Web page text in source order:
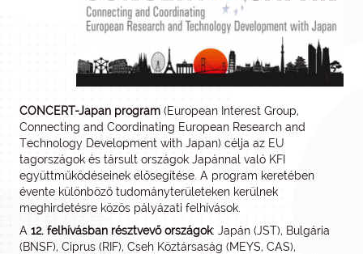
CONCERT-Japan program (European Interest Group,
Connecting and Coordinating European Research and
Technology Development with Japan) célja az EU
tagországok és társult országok Japánnal való KFI
együttműködéseinek elősegítése. A program keretében
évente különböző tudományterületeken kerülnek
meghirdetésre közös pályázati felhívások.
A 12. felhívásban résztvevő országok: Japán (JST), Bulgária
(BNSF), Ciprus (RIF), Cseh Köztársaság (MEYS, CAS),